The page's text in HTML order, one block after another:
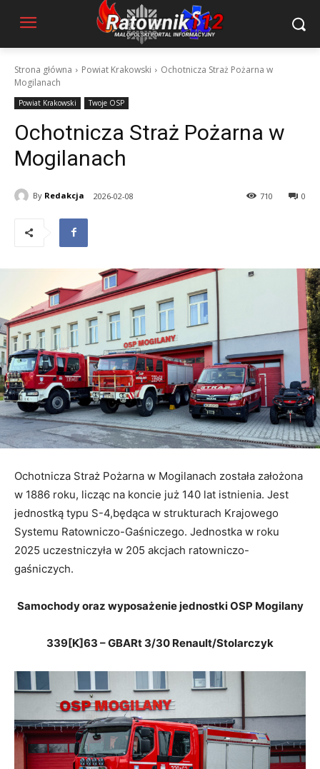
Strona główna Powiat Krakowski
Ochotnicza Straż Pożarna w
Mogilanach
Powiat Krakowski Twoje OSP
Ochotnicza Straż Pożarna w
Mogilanach
By Redakcja 2026-02-08 0
710
Ochotnicza Straż Pożarna w Mogilanach została założona
w 1886 roku, licząc na koncie już 140 lat istnienia. Jest
jednostką typu S-4,będąca w strukturach Krajowego
Systemu Ratowniczo-Gaśniczego. Jednostka w roku
2025 uczestniczyła w 205 akcjach ratowniczo-
gaśniczych.
Samochody oraz wyposażenie jednostki OSP Mogilany
339[K]63 – GBARt 3/30 Renault/Stolarczyk